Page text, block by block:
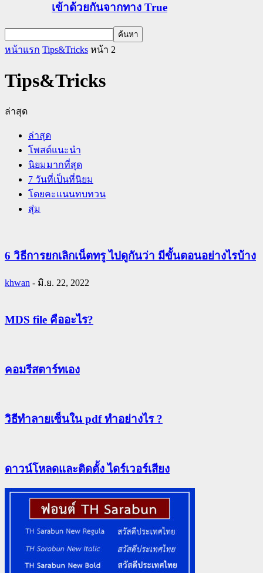
เข้าด้วยกันจากทาง True
หน้าแรก Tips&Tricks หน้า 2
Tips&Tricks
ล่าสุด
ล่าสุด
โพสต์แนะนำ
นิยมมากที่สุด
7 วันที่เป็นที่นิยม
โดยคะแนนทบทวน
สุ่ม
6 วิธีการยกเลิกเน็ตทรู ไปดูกันว่า มีขั้นตอนอย่างไรบ้าง
khwan - มิ.ย. 22, 2022
MDS file คืออะไร?
คอมรีสตาร์ทเอง
วิธีทําลายเซ็นใน pdf ทำอย่างไร ?
ดาวน์โหลดและติดตั้ง ไดร์เวอร์เสียง